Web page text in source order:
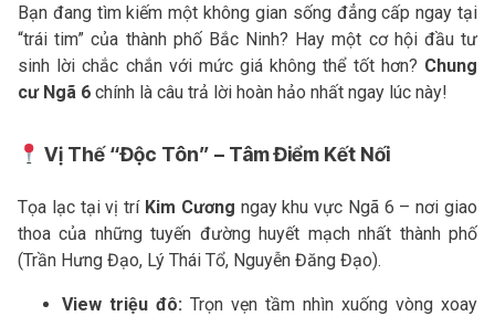
Bạn đang tìm kiếm một không gian sống đẳng cấp ngay tại
“trái tim” của thành phố Bắc Ninh? Hay một cơ hội đầu tư
sinh lời chắc chắn với mức giá không thể tốt hơn? Chung
cưNgã 6 chính là câu trả lời hoàn hảo nhất ngay lúc này!
Vị Thế “Độc Tôn” – Tâm Điểm Kết Nối
Tọa lạc tại vị trí Kim Cương ngay khu vực Ngã 6 – nơi giao
thoa của những tuyến đường huyết mạch nhất thành phố
(Trần Hưng Đạo, Lý Thái Tổ, Nguyễn Đăng Đạo).
View triệu đô: Trọn vẹn tầm nhìn xuống vòng xoay